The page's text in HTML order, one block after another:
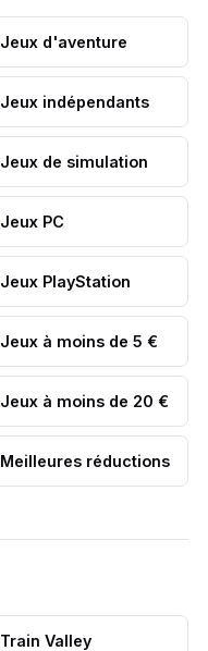
Jeux d'aventure
Jeux indépendants
Jeux de simulation
Jeux PC
Jeux PlayStation
Jeux à moins de 5 €
Jeux à moins de 20 €
Meilleures réductions
Train Valley